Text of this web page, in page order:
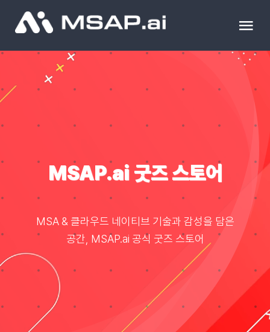
이벤트 & 세미나
블로그
자료실
MSAP.ai 굿즈 스토어
MSA & 클라우드 네이티브 기술과 감성을 담은
공간, MSAP.ai 공식 굿즈 스토어